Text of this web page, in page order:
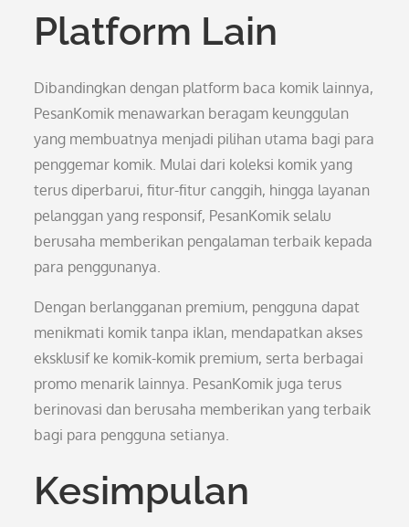
Platform Lain
Dibandingkan dengan platform baca komik lainnya,
PesanKomik menawarkan beragam keunggulan
yang membuatnya menjadi pilihan utama bagi para
penggemar komik. Mulai dari koleksi komik yang
terus diperbarui, fitur-fitur canggih, hingga layanan
pelanggan yang responsif, PesanKomik selalu
berusaha memberikan pengalaman terbaik kepada
para penggunanya.
Dengan berlangganan premium, pengguna dapat
menikmati komik tanpa iklan, mendapatkan akses
eksklusif ke komik-komik premium, serta berbagai
promo menarik lainnya. PesanKomik juga terus
berinovasi dan berusaha memberikan yang terbaik
bagi para pengguna setianya.
Kesimpulan